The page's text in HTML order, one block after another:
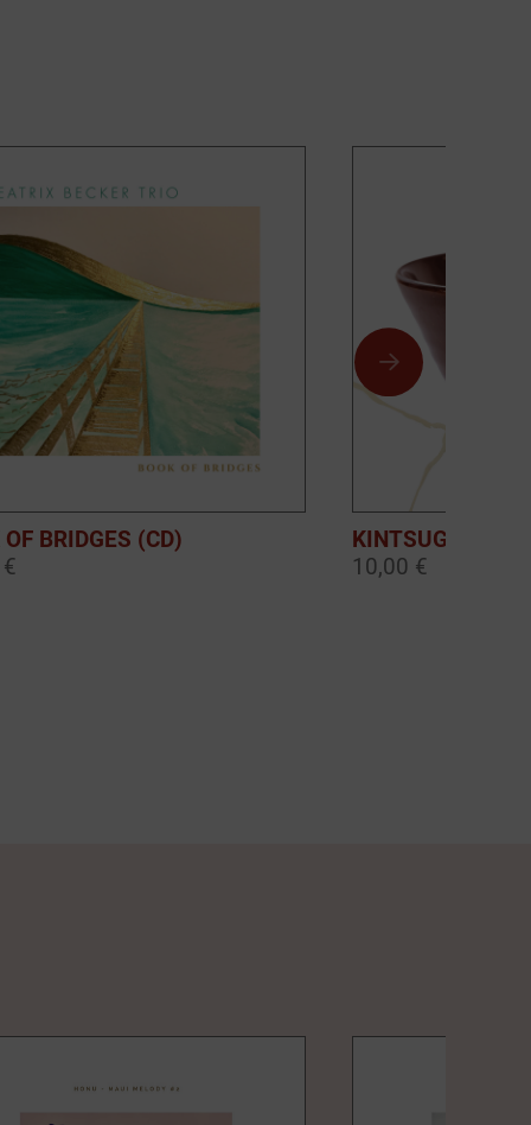
OF BRIDGES (CD)
KINTSUGI
10,00 €